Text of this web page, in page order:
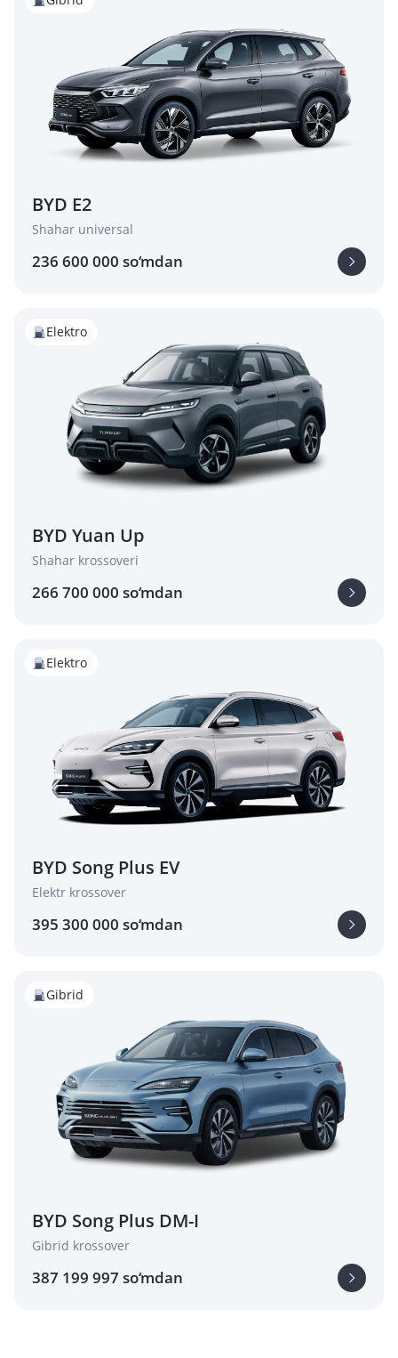
BYD E2
Shahar universal
236 600 000 so‘mdan
Elektro
BYD Yuan Up
Shahar krossoveri
266 700 000 so‘mdan
Elektro
BYD Song Plus EV
Elektr krossover
395 300 000 so‘mdan
Gibrid
BYD Song Plus DM-I
Gibrid krossover
387 199 997 so‘mdan